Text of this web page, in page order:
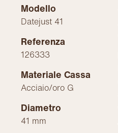
Modello
Datejust 41
Referenza
126333
Materiale Cassa
Acciaio/oro G
Diametro
41 mm